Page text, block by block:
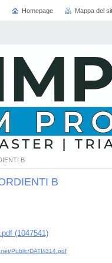
B
B
(1047541)
Public/DATI/i314.pdf
Homepage Mappa del